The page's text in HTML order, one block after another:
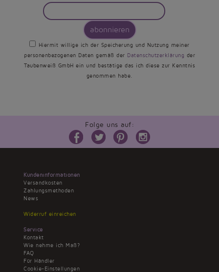
abonnieren
Hiermit willige ich der Speicherung und Nutzung meiner
personenbezogenen Daten gemäß der Datenschutzerklärung der
Taubenweiß GmbH ein und bestätige das ich diese zur Kenntnis
genommen habe.
Folge uns auf:
Kundeninformationen
Versandkosten
Zahlungsmethoden
News
Widerruf einreichen
Service
Kontakt
Wie nehme ich Maß?
FAQ
Für Händler
Cookie-Einstellungen